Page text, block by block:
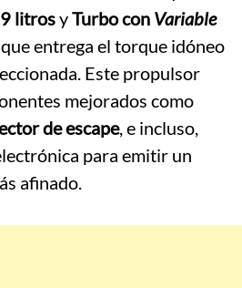
litrosyTurbo con Variable
entrega el torque idóneo
Este propulsor
mejorados como
de escape, e incluso,
para emitir un
afinado.